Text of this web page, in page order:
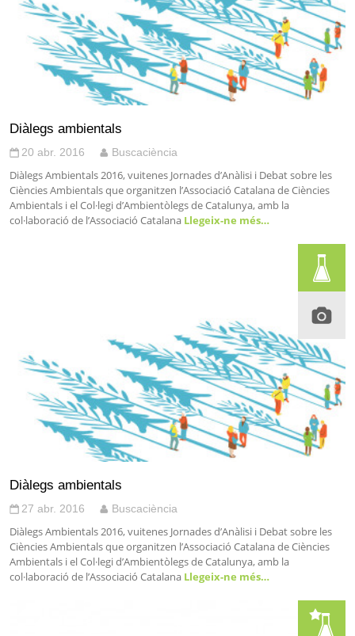
Diàlegs ambientals
20 abr. 2016 Buscaciència
Diàlegs Ambientals 2016, vuitenes Jornades d’Anàlisi i Debat sobre les
Ciències Ambientals que organitzen l’Associació Catalana de Ciències
Ambientals i el Col·legi d’Ambientòlegs de Catalunya, amb la
col·laboració de l’Associació Catalana Llegeix-ne més…
Diàlegs ambientals
27 abr. 2016 Buscaciència
Diàlegs Ambientals 2016, vuitenes Jornades d’Anàlisi i Debat sobre les
Ciències Ambientals que organitzen l’Associació Catalana de Ciències
Ambientals i el Col·legi d’Ambientòlegs de Catalunya, amb la
col·laboració de l’Associació Catalana Llegeix-ne més…